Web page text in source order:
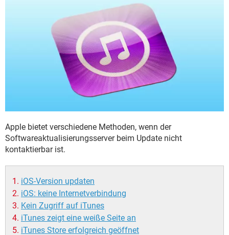
Apple bietet verschiedene Methoden, wenn der
Softwareaktualisierungsserver beim Update nicht
kontaktierbar ist.
iOS-Version updaten
iOS: keine Internetverbindung
Kein Zugriff auf iTunes
iTunes zeigt eine weiße Seite an
iTunes Store erfolgreich geöffnet